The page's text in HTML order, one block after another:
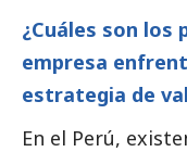
¿Cuáles son los
empresa
estrategia de
En el Perú,